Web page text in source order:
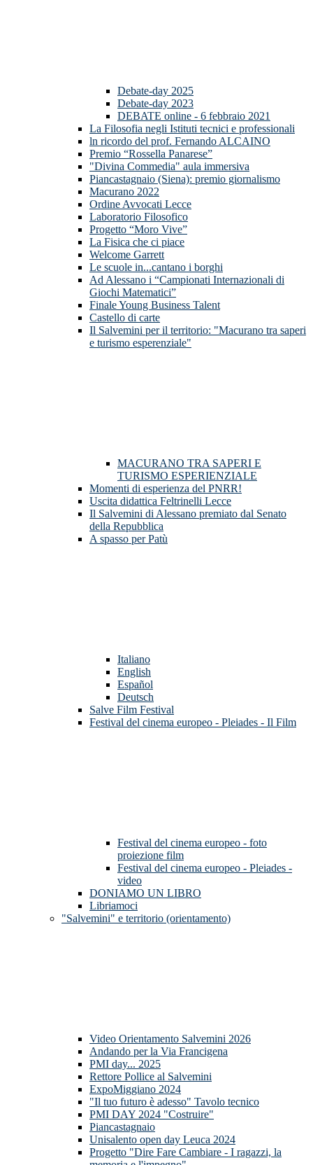
Debate-day 2025
Debate-day 2023
DEBATE online - 6 febbraio 2021
La Filosofia negli Istituti tecnici e professionali
ln ricordo del prof. Fernando ALCAINO
Premio “Rossella Panarese”
"Divina Commedia" aula immersiva
Piancastagnaio (Siena): premio giornalismo
Macurano 2022
Ordine Avvocati Lecce
Laboratorio Filosofico
Progetto “Moro Vive”
La Fisica che ci piace
Welcome Garrett
Le scuole in...cantano i borghi
Ad Alessano i “Campionati Internazionali di
Giochi Matematici”
Finale Young Business Talent
Castello di carte
Il Salvemini per il territorio: "Macurano tra saperi
e turismo esperenziale"
MACURANO TRA SAPERI E
TURISMO ESPERIENZIALE
Momenti di esperienza del PNRR!
Uscita didattica Feltrinelli Lecce
Il Salvemini di Alessano premiato dal Senato
della Repubblica
A spasso per Patù
Italiano
English
Español
Deutsch
Salve Film Festival
Festival del cinema europeo - Pleiades - Il Film
Festival del cinema europeo - foto
proiezione film
Festival del cinema europeo - Pleiades -
video
DONIAMO UN LIBRO
Libriamoci
"Salvemini" e territorio (orientamento)
Video Orientamento Salvemini 2026
Andando per la Via Francigena
PMI day... 2025
Rettore Pollice al Salvemini
ExpoMiggiano 2024
"Il tuo futuro è adesso" Tavolo tecnico
PMI DAY 2024 "Costruire"
Piancastagnaio
Unisalento open day Leuca 2024
Progetto "Dire Fare Cambiare - I ragazzi, la